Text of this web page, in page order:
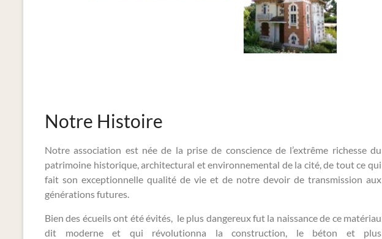
Notre Histoire
Notre association est née de la prise de conscience de l’extrême richesse du
patrimoine historique, architectural et environnemental de la cité, de tout ce qui
fait son exceptionnelle qualité de vie et de notre devoir de transmission aux
générations futures.
Bien des écueils ont été évités, le plus dangereux fut la naissance de ce matériau
dit moderne et qui révolutionna la construction, le béton et plus